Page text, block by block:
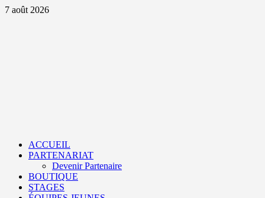
Aller
7 août 2026
ACCUEIL
PARTENARIAT
Devenir Partenaire
BOUTIQUE
STAGES